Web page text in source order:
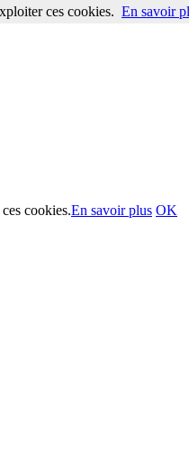
cookies.En savoir plus OK
ces cookies. En savoir